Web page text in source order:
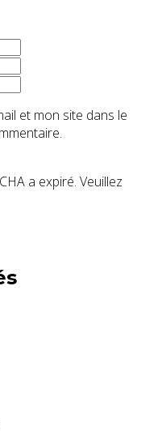
et mon site dans le
a expiré. Veuillez